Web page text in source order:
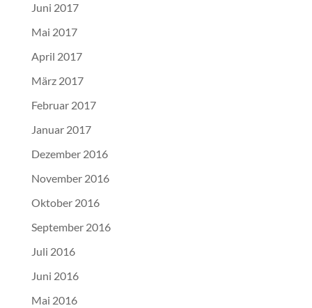
Juni 2017
Mai 2017
April 2017
März 2017
Februar 2017
Januar 2017
Dezember 2016
November 2016
Oktober 2016
September 2016
Juli 2016
Juni 2016
Mai 2016